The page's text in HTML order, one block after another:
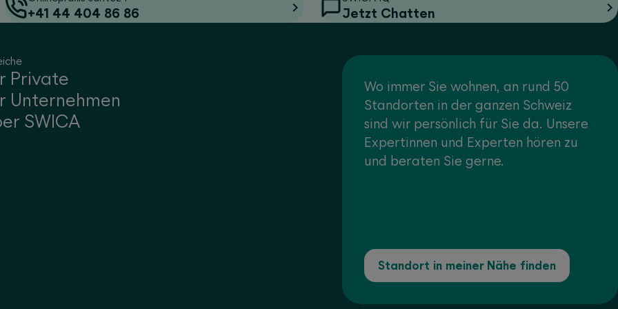
+41 44 404 86 86 Jetzt Chatten
Private
Unternehmen
SWICA
Wo immer Sie wohnen, an rund 50
Standorten in der ganzen Schweiz
sind wir persönlich für Sie da. Unsere
Expertinnen und Experten hören zu
und beraten Sie gerne.
Standort in meiner Nähe finden